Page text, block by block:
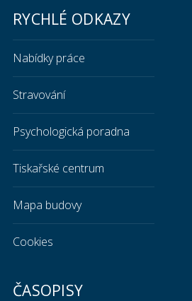
RYCHLÉ ODKAZY
Nabídky práce
Stravování
Psychologická poradna
Tiskařské centrum
Mapa budovy
Cookies
ČASOPISY